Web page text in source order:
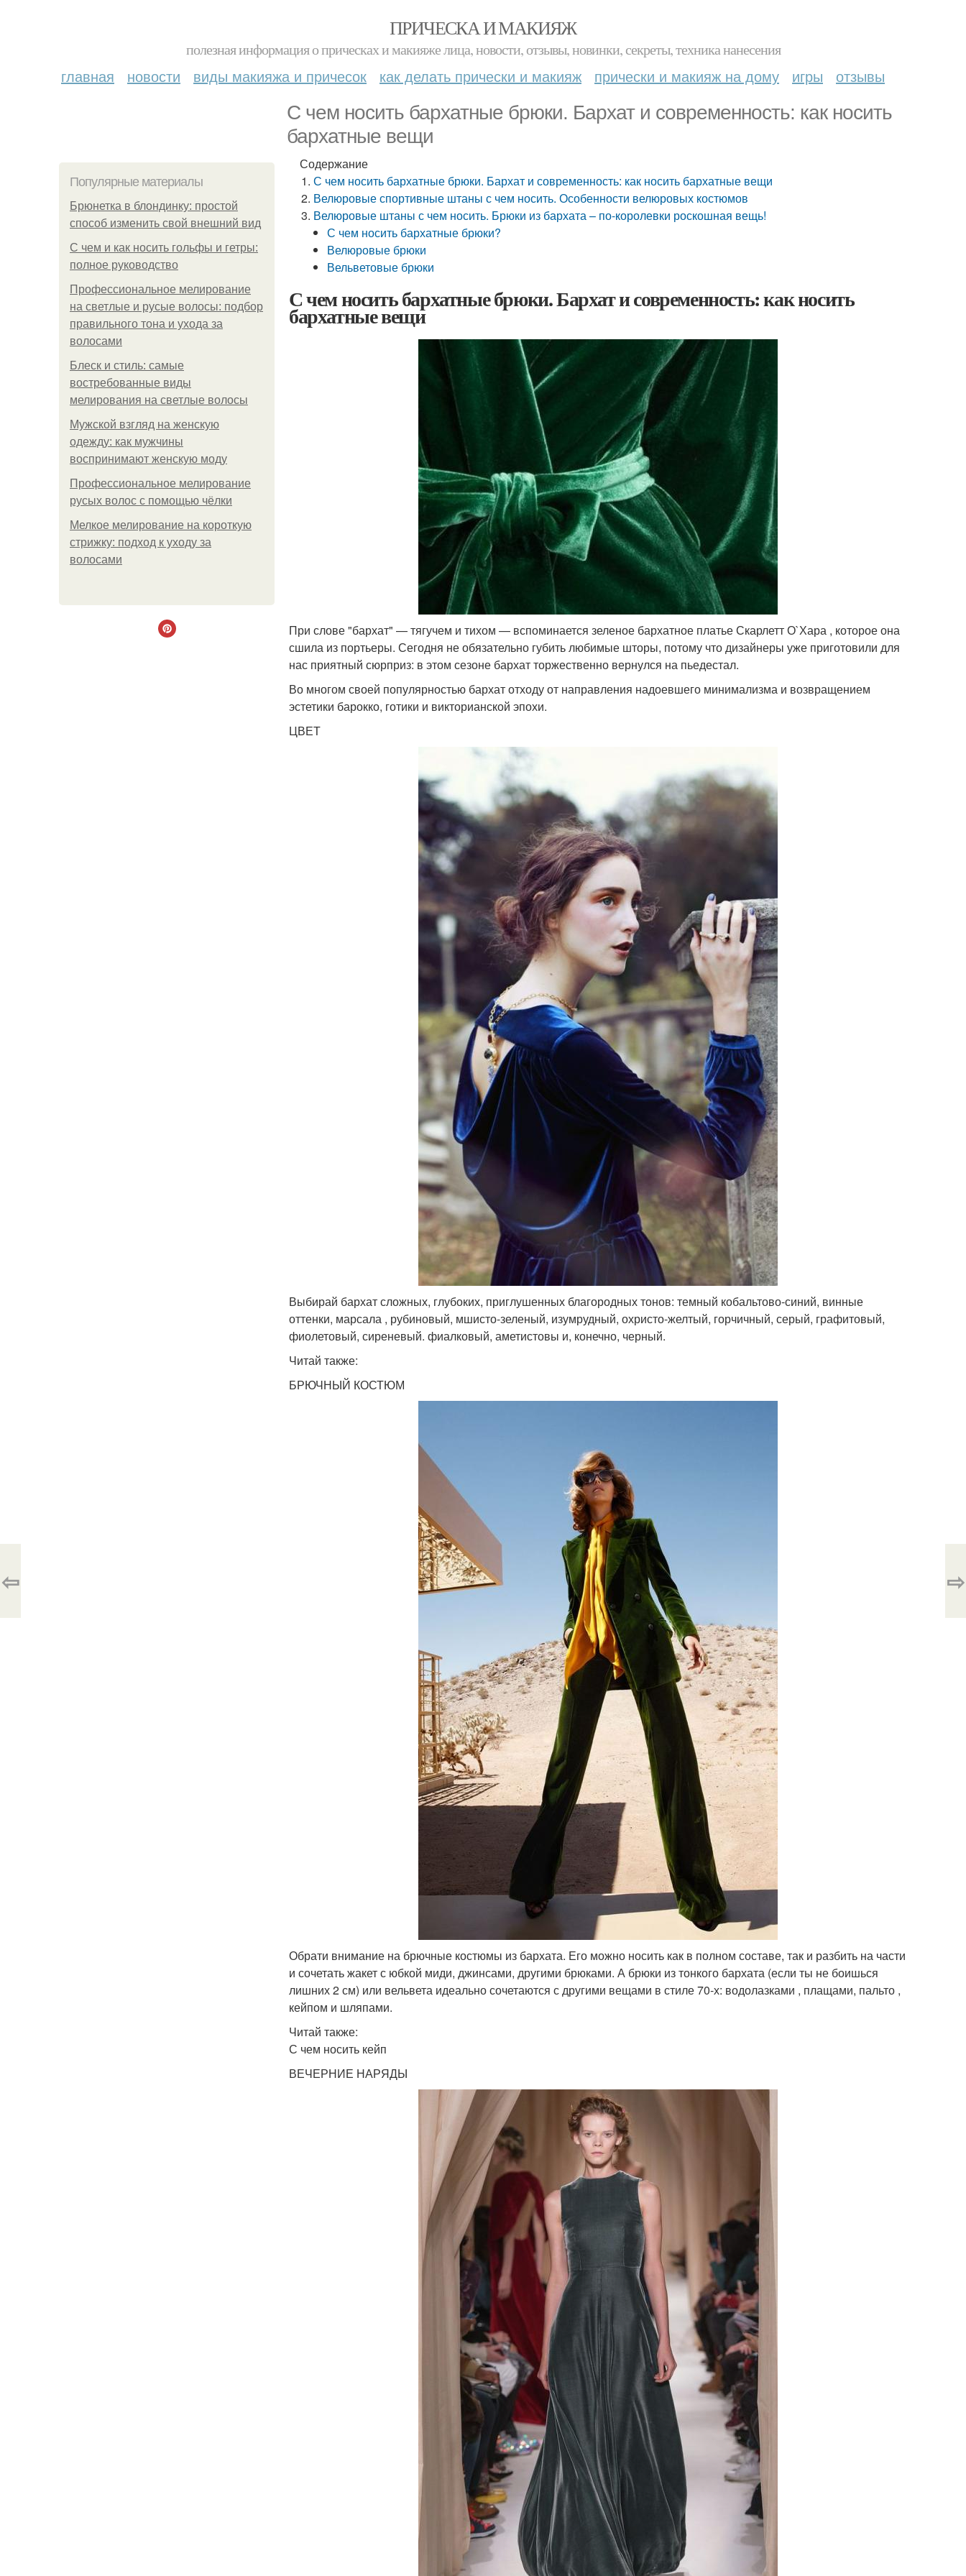
ПРИЧЕСКА И МАКИЯЖ
полезная информация о прическах и макияже лица, новости, отзывы, новинки, секреты, техника нанесения
главная новости виды макияжа и причесок как делать прически и макияж прически и макияж на дому игры отзывы
С чем носить бархатные брюки. Бархат и современность: как носить
бархатные вещи
Популярные материалы
Брюнетка в блондинку: простой
способ изменить свой внешний вид
С чем и как носить гольфы и гетры:
полное руководство
Профессиональное мелирование
на светлые и русые волосы: подбор
правильного тона и ухода за
волосами
Блеск и стиль: самые
востребованные виды
мелирования на светлые волосы
Мужской взгляд на женскую
одежду: как мужчины
воспринимают женскую моду
Профессиональное мелирование
русых волос с помощью чёлки
Мелкое мелирование на короткую
стрижку: подход к уходу за
волосами
Содержание
С чем носить бархатные брюки. Бархат и современность: как носить бархатные вещи
Велюровые спортивные штаны с чем носить. Особенности велюровых костюмов
Велюровые штаны с чем носить. Брюки из бархата – по-королевки роскошная вещь!
С чем носить бархатные брюки?
Велюровые брюки
Вельветовые брюки
С чем носить бархатные брюки. Бархат и современность: как носить
бархатные вещи
При слове "бархат" — тягучем и тихом — вспоминается зеленое бархатное платье Скарлетт О`Хара , которое она
сшила из портьеры. Сегодня не обязательно губить любимые шторы, потому что дизайнеры уже приготовили для
нас приятный сюрприз: в этом сезоне бархат торжественно вернулся на пьедестал.
Во многом своей популярностью бархат отходу от направления надоевшего минимализма и возвращением
эстетики барокко, готики и викторианской эпохи.
ЦВЕТ
Выбирай бархат сложных, глубоких, приглушенных благородных тонов: темный кобальтово-синий, винные
оттенки, марсала , рубиновый, мшисто-зеленый, изумрудный, охристо-желтый, горчичный, серый, графитовый,
фиолетовый, сиреневый. фиалковый, аметистовы и, конечно, черный.
Читай также:
БРЮЧНЫЙ КОСТЮМ
Обрати внимание на брючные костюмы из бархата. Его можно носить как в полном составе, так и разбить на части
и сочетать жакет с юбкой миди, джинсами, другими брюками. А брюки из тонкого бархата (если ты не боишься
лишних 2 см) или вельвета идеально сочетаются с другими вещами в стиле 70-х: водолазками , плащами, пальто ,
кейпом и шляпами.
Читай также:
С чем носить кейп
ВЕЧЕРНИЕ НАРЯДЫ
⇦ ⇨